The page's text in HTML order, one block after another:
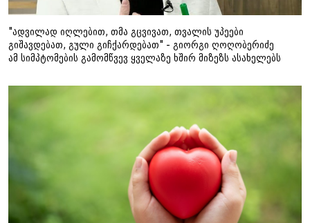
"ადვილად იღლებით, თმა გცვივათ, თვალის უპეები
გიშავდებათ, გული გიჩქარდებათ" - გიორგი ღოღობერიძე
ამ სიმპტომების გამომწვევ ყველაზე ხშირ მიზეზს ასახელებს